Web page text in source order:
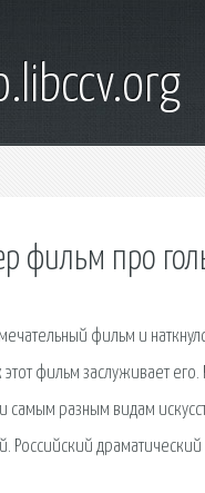
фильм про
фильм и
этот фильм заслуживает
самым разным видам
Российский